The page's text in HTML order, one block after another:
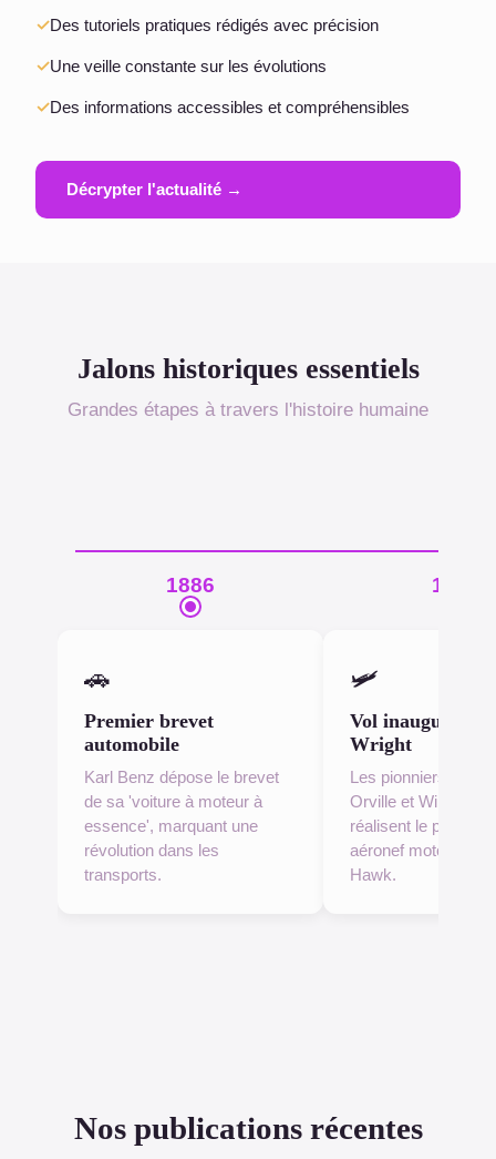
Des tutoriels pratiques rédigés avec précision
Une veille constante sur les évolutions
Des informations accessibles et compréhensibles
Décrypter l'actualité →
Jalons historiques essentiels
Grandes étapes à travers l'histoire humaine
1886
🚗
Premier brevet
automobile
Karl Benz dépose le brevet
de sa 'voiture à moteur à
essence', marquant une
révolution dans les
transports.
1903
🛩
Vol inaugural
Wright
Les pionniers de
Orville et Wilbur
réalisent le premier
aéronef motorisé à
Hawk.
Nos publications récentes